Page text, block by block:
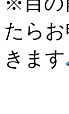
たら
きます